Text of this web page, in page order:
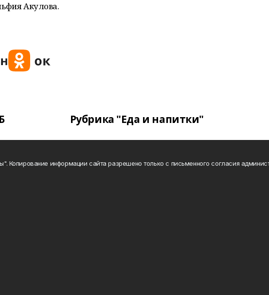
Акулова.
Рубрика "Еда и напитки"
Копирование информации сайта разрешено только с письменного согласия